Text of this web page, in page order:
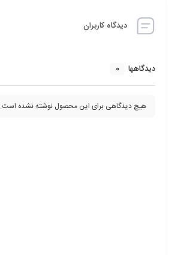
دیدگاه کاربران
دیدگاهها 0
هیچ دیدگاهی برای این محصول نوشته نشده است.